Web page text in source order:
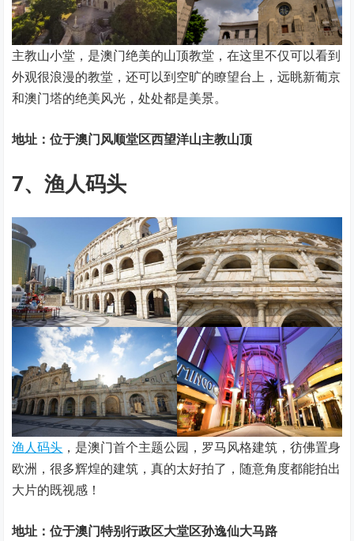
主教山小堂，是澳门绝美的山顶教堂，在这里不仅可以看到
外观很浪漫的教堂，还可以到空旷的瞭望台上，远眺新葡京
和澳门塔的绝美风光，处处都是美景。
地址：位于澳门风顺堂区西望洋山主教山顶
7、渔人码头
渔人码头 ，是澳门首个主题公园，罗马风格建筑，彷佛置身
欧洲，很多辉煌的建筑，真的太好拍了，随意角度都能拍出
大片的既视感！
地址：位于澳门特别行政区大堂区孙逸仙大马路